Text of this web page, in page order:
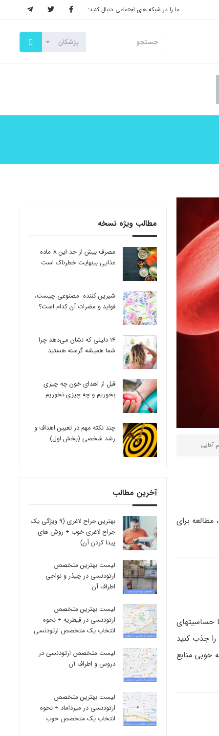
ما را در شبکه های اجتماعی دنبال کنید:
آقایی
مطالعه برای
حساسیت­های
جذب کنید
خوبی منابع
مطالب ویژه نسخه
مصرف بیش از حد این 8 ماده
غذایی بینهایت خطرناک است
شیرین کننده مصنوعی چیست،
فواید و مضرات آن کدام است؟
14 دلیلی که نشان می‌دهد چرا
شما همیشه گرسنه هستید
قبل از اهدای خون چه چیزی
بخوریم و چه چیزی نخوریم
چند نکته مهم در تعیین اهداف و
رشد شخصی (بخش اول)
آخرین مطالب
بهترین جراح لاغری (9 ویژگی یک
جراح لاغری خوب + روش های
پیدا کردن آن)
لیست بهترین متخصص
ارتودنسی در چیذر و نواحی
اطراف آن
لیست بهترین متخصص
ارتودنسی در قیطریه + نحوه
انتخاب یک متخصص ارتودنسی
لیست متخصص ارتودنسی در
دروس و اطراف آن
لیست بهترین متخصص
ارتودنسی در میرداماد + نحوه
انتخاب یک متخصص خوب